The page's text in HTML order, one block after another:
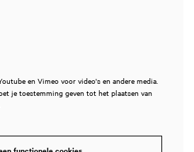
en Vimeo voor video's en andere media.
je toestemming geven tot het plaatsen van